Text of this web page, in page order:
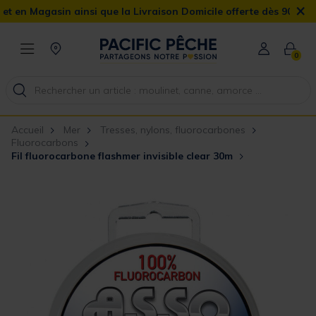
ainsi que la Livraison Domicile offerte dès 90€ ×
0
Accueil Mer
Tresses, nylons, fluorocarbones
Fluorocarbons
Fil fluorocarbone flashmer invisible clear 30m